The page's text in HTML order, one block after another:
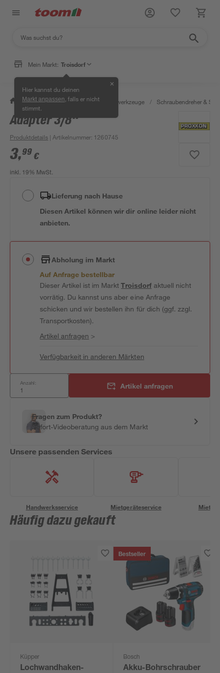
Mein Markt: Troisdorf
Hier kannst du deinen
Markt anpassen , falls er nicht
stimmt.
✕
/ Werkstatt & Maschinen / Handwerkzeuge / Schraubendreher &
Adapter 3/8"
Produktdetails | Artikelnummer: 1260745
3,99 €
inkl. 19% MwSt.
Lieferung nach Hause
Diesen Artikel können wir dir online leider nicht
anbieten.
Abholung im Markt
Auf Anfrage bestellbar
Dieser Artikel ist im MarktTroisdorfaktuell nicht
vorrätig. Du kannst uns aber eine Anfrage
schicken und wir bestellen ihn für dich (ggf. zzgl.
Transportkosten).
Artikel anfragen >
Verfügbarkeit in anderen Märkten
Anzahl: Artikel anfragen
Fragen zum Produkt?
Sofort-Videoberatung aus dem Markt
Unsere passenden Services
Handwerksservice Mietgeräteservice
Häufig dazu gekauft
Küpper
Lochwandhaken-
Bestseller
Bosch
Akku-Bohrschrauber